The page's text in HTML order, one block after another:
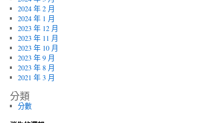
2024 年 2 月
2024 年 1 月
2023 年 12 月
2023 年 11 月
2023 年 10 月
2023 年 9 月
2023 年 8 月
2021 年 3 月
分類
分數